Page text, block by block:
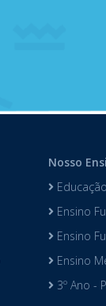
Nosso
Ensino
Ensino
Ensino
3º Ano -